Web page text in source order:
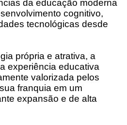
da educação moderna
cognitivo,
tecnológicas desde
própria e atrativa, a
experiência educativa
valorizada pelos
franquia em um
expansão e de alta